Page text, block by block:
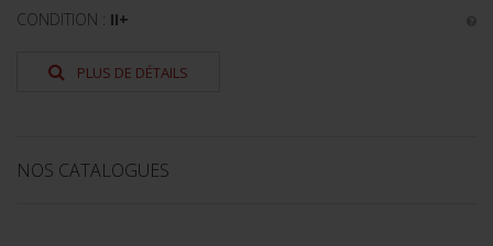
CONDITION : II+
PLUS DE DÉTAILS
NOS CATALOGUES